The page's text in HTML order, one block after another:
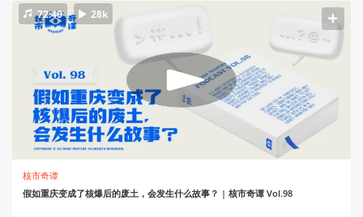
72:40 28k
核市奇谭
假如重庆变成了核爆后的废土，会发生什么故事？ | 核市奇谭 Vol.98